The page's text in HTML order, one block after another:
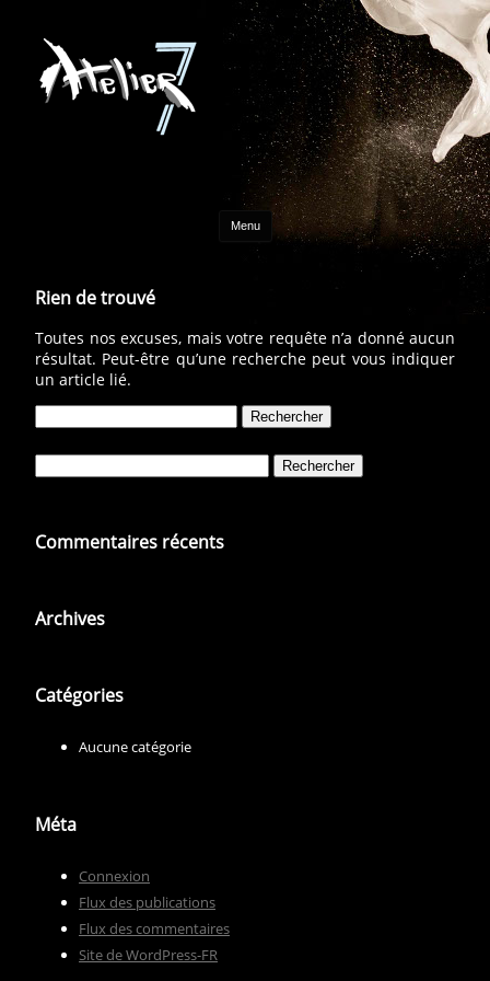
Menu Aller au contenu
Rien de trouvé
Toutes nos excuses, mais votre requête n’a donné aucun
résultat. Peut-être qu’une recherche peut vous indiquer
un article lié.
Commentaires récents
Archives
Catégories
Aucune catégorie
Méta
Connexion
Flux des publications
Flux des commentaires
Site de WordPress-FR